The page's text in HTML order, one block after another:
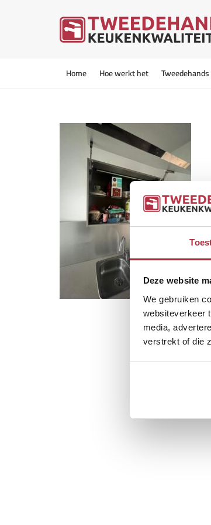
Deze website
We gebruiken
websiteverkeer
media,
verstrekt of die
Home Hoe werkt het